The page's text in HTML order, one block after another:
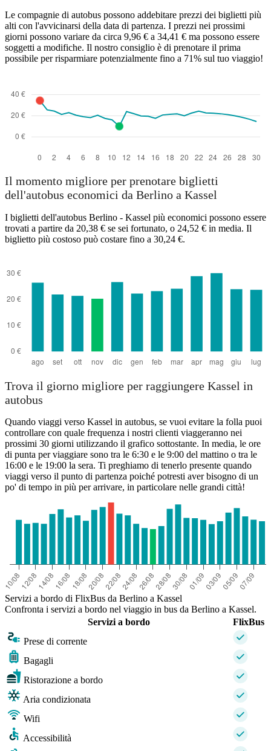
Le compagnie di autobus possono addebitare prezzi dei biglietti più
alti con l'avvicinarsi della data di partenza. I prezzi nei prossimi
giorni possono variare da circa 9,96 € a 34,41 € ma possono essere
soggetti a modifiche. Il nostro consiglio è di prenotare il prima
possibile per risparmiare potenzialmente fino a 71% sul tuo viaggio!
Il momento migliore per prenotare biglietti
dell'autobus economici da Berlino a Kassel
I biglietti dell'autobus Berlino - Kassel più economici possono essere
trovati a partire da 20,38 € se sei fortunato, o 24,52 € in media. Il
biglietto più costoso può costare fino a 30,24 €.
Trova il giorno migliore per raggiungere Kassel in
autobus
Quando viaggi verso Kassel in autobus, se vuoi evitare la folla puoi
controllare con quale frequenza i nostri clienti viaggeranno nei
prossimi 30 giorni utilizzando il grafico sottostante. In media, le ore
di punta per viaggiare sono tra le 6:30 e le 9:00 del mattino o tra le
16:00 e le 19:00 la sera. Ti preghiamo di tenerlo presente quando
viaggi verso il punto di partenza poiché potresti aver bisogno di un
po' di tempo in più per arrivare, in particolare nelle grandi città!
Servizi a bordo di FlixBus da Berlino a Kassel
Confronta i servizi a bordo nel viaggio in bus da Berlino a Kassel.
Servizi a bordo
FlixBus
Prese di corrente
Bagagli
Ristorazione a bordo
Aria condizionata
Wifi
Accessibilità